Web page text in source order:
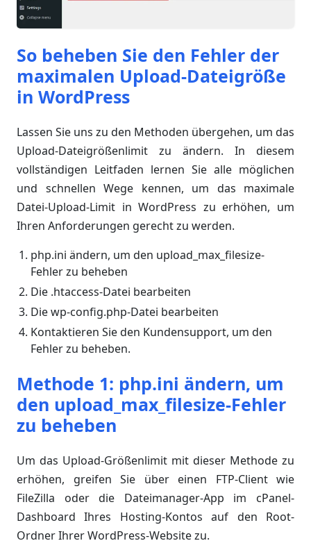
So beheben Sie den Fehler der
maximalen Upload-Dateigröße
in WordPress
Lassen Sie uns zu den Methoden übergehen, um das
Upload-Dateigrößenlimit zu ändern. In diesem
vollständigen Leitfaden lernen Sie alle möglichen
und schnellen Wege kennen, um das maximale
Datei-Upload-Limit in WordPress zu erhöhen, um
Ihren Anforderungen gerecht zu werden.
php.ini ändern, um den upload_max_filesize-
Fehler zu beheben
Die .htaccess-Datei bearbeiten
Die wp-config.php-Datei bearbeiten
Kontaktieren Sie den Kundensupport, um den
Fehler zu beheben.
Methode 1: php.ini ändern, um
den upload_max_filesize-Fehler
zu beheben
Um das Upload-Größenlimit mit dieser Methode zu
erhöhen, greifen Sie über einen FTP-Client wie
FileZilla oder die Dateimanager-App im cPanel-
Dashboard Ihres Hosting-Kontos auf den Root-
Ordner Ihrer WordPress-Website zu.